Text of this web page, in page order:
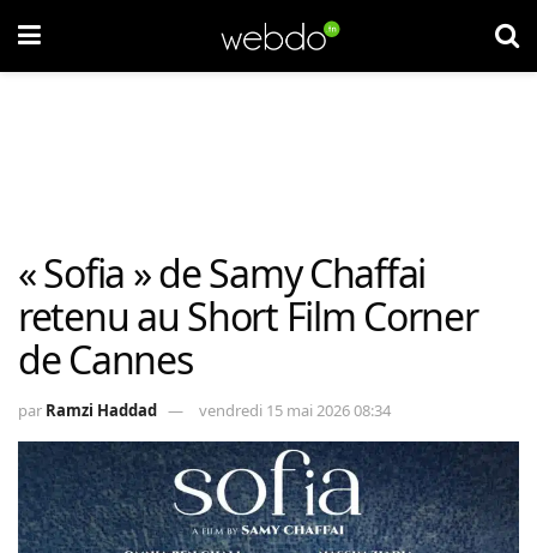
« Sofia » de Samy Chaffai
retenu au Short Film Corner
de Cannes
par Ramzi Haddad vendredi 15 mai 2026 08:34